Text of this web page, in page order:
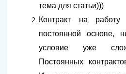
тема для статьи)))
Контракт на
постоянной основе,
условие уже
Постоянных